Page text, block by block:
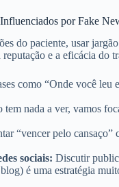
por Fake
do paciente, usar
e a eficácia do
como “Onde você leu
tem nada a ver, vamos
“vencer pelo cansaço”
sociais: Discutir
é uma estratégia